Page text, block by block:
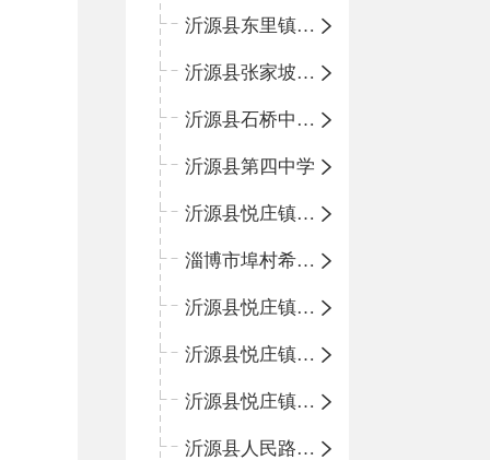
沂源县东里镇中心小学
沂源县张家坡中心学校
沂源县石桥中心学校
沂源县第四中学
沂源县悦庄镇中心小学
淄博市埠村希望小学
沂源县悦庄镇青龙山小学
沂源县悦庄镇鲍庄完小
沂源县悦庄镇赵庄小学
沂源县人民路小学